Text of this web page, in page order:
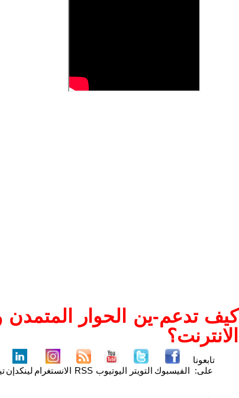
كيف تدعم-ين الحوار المتمدن
الانترنت؟
تابعونا
على: الفيسبوك التويتر اليوتيوب RSS الانستغرام لينكدإن